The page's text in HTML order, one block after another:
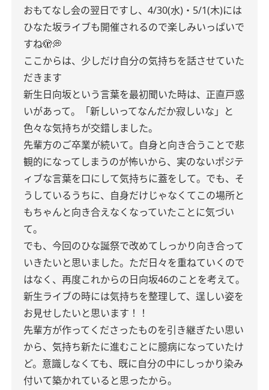
おもてなし会の翌日ですし、4/30(水)・5/1(木)には
ひなた坂ライブも開催されるので楽しみいっぱいで
すね🫣💭
ここからは、少しだけ自分の気持ちを話させていた
だきます
新生日向坂という言葉を最初聞いた時は、正直戸惑
いがあって。「新しいってなんだか寂しいな」と
色々な気持ちが交錯しました。
先輩方のご卒業が続いて。自身と向き合うことで悲
観的になってしまうのが怖いから、実のないポジテ
ィブな言葉を口にして気持ちに蓋をして。でも、そ
うしているうちに、自身だけじゃなくてこの場所と
もちゃんと向き合えなくなっていたことに気づい
て。
でも、今回のひな誕祭で改めてしっかり向き合って
いきたいと思いました。ただ日々を重ねていくので
はなく、再度これからの日向坂46のことを考えて。
新生ライブの時には気持ちを整理して、逞しい姿を
お見せしたいと思います！！
先輩方が作ってくださったものを引き継ぎたい思い
から、気持ち新たに進むことに臆病になっていたけ
ど。意識しなくても、既に自分の中にしっかり染み
付いて築かれていると思ったから。